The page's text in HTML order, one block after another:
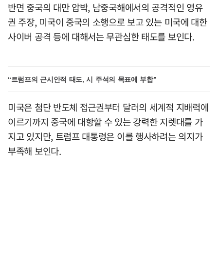
반면 중국의 대만 압박, 남중국해에서의 공격적인 영유
권 주장, 미국이 중국의 소행으로 보고 있는 미국에 대한
사이버 공격 등에 대해서는 무관심한 태도를 보인다.
“트럼프의 근시안적 태도, 시 주석의 목표에 부합”
미국은 첨단 반도체 접근권부터 달러의 세계적 지배력에
이르기까지 중국에 대항할 수 있는 강력한 지렛대를 가
지고 있지만, 트럼프 대통령은 이를 행사하려는 의지가
부족해 보인다.